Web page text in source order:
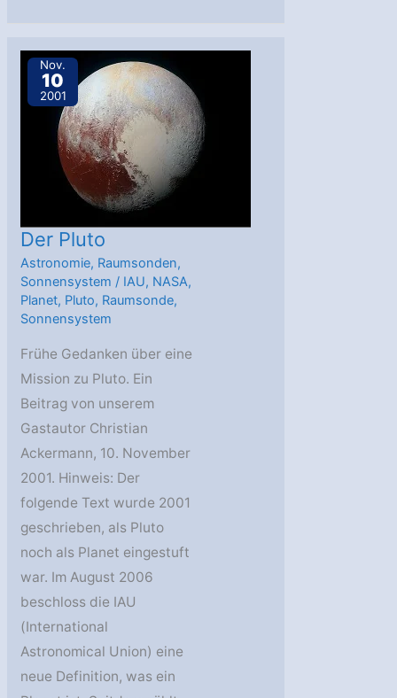
Irrwegen
Nov.
10
2001
Der Pluto
Astronomie, Raumsonden,
Sonnensystem / IAU, NASA,
Planet, Pluto, Raumsonde,
Sonnensystem
Frühe Gedanken über eine
Mission zu Pluto. Ein
Beitrag von unserem
Gastautor Christian
Ackermann, 10. November
2001. Hinweis: Der
folgende Text wurde 2001
geschrieben, als Pluto
noch als Planet eingestuft
war. Im August 2006
beschloss die IAU
(International
Astronomical Union) eine
neue Definition, was ein